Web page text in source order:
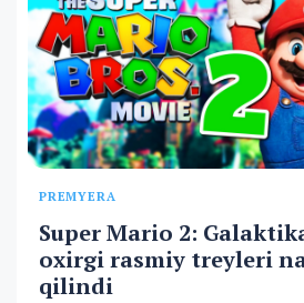
PREMYERA
Super Mario 2:
oxirgi rasmiy treyleri
qilindi